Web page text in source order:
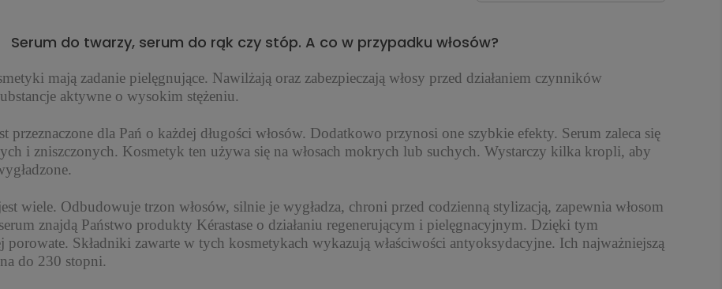
Serum do twarzy, serum do rąk czy stóp. A co w przypadku włosów?
mają zadanie pielęgnujące. Nawilżają oraz zabezpieczają włosy przed działaniem czynników
aktywne o wysokim stężeniu.
dla Pań o każdej długości włosów. Dodatkowo przynosi one szybkie efekty. Serum zaleca się
i zniszczonych. Kosmetyk ten używa się na włosach mokrych lub suchych. Wystarczy kilka kropli, aby
Odbudowuje trzon włosów, silnie je wygładza, chroni przed codzienną stylizacją, zapewnia włosom
znajdą Państwo produkty Kérastase o działaniu regenerującym i pielęgnacyjnym. Dzięki tym
porowate. Składniki zawarte w tych kosmetykach wykazują właściwości antyoksydacyjne. Ich najważniejszą
do 230 stopni.